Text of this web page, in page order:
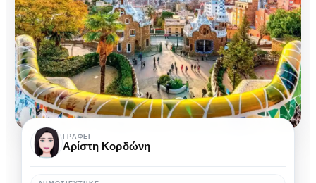
Ταξίδια
για
Παιδιά:
ΓΡΆΦΕΙ
Αρίστη Κορδώνη